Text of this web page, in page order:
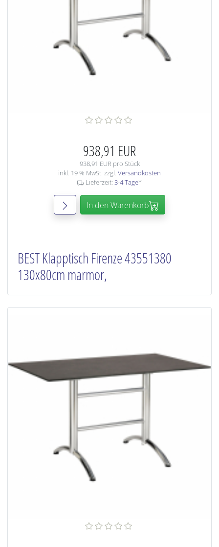
938,91 EUR
938,91 EUR pro Stück
inkl. 19 % MwSt. zzgl. Versandkosten
Lieferzeit: 3-4 Tage*
In den Warenkorb
BEST Klapptisch Firenze 43551380
130x80cm marmor,